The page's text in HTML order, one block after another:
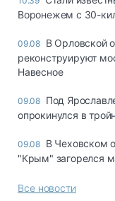
Воронежем с 30-
09.08 В Орловской
реконструируют
Навесное
09.08 Под
опрокинулся в
09.08 В Чеховском
"Крым" загорелся
Все новости